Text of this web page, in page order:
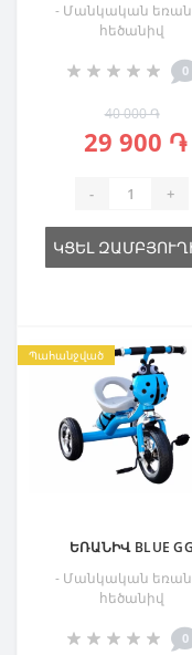
- Մանկական
հեծանիվ
0
40 000 ֏
29 900 ֏
- +
ԿՑԵԼ
Պահանջված
ԵՌԱՆԻՎ BLUE GG
- Մանկական
հեծանիվ
0